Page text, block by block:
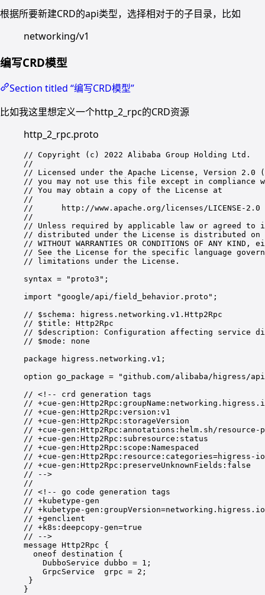
根据所要新建CRD的api类型，选择相对于的子目录，比如
networking/v1
编写CRD模型
Section titled “编写CRD模型”
比如我这里想定义一个http_2_rpc的CRD资源
http_2_rpc.proto
// Copyright (c) 2022 Alibaba Group Holding Ltd.
//
// Licensed under the Apache License, Version 2.0
// you may not use this file except in compliance
// You may obtain a copy of the License at
//
//      http://www.apache.org/licenses/LICENSE-2.0
//
// Unless required by applicable law or agreed to
// distributed under the License is distributed on
// WITHOUT WARRANTIES OR CONDITIONS OF ANY
// See the License for the specific language
// limitations under the License.
syntax = "proto3";
import "google/api/field_behavior.proto";
// $schema: higress.networking.v1.Http2Rpc
// $title: Http2Rpc
// $description: Configuration affecting service
// $mode: none
package higress.networking.v1;
option go_package = "github.com/alibaba/higress/
// <!-- crd generation tags
// +cue-
// +cue-gen:Http2Rpc:version:v1
// +cue-gen:Http2Rpc:storageVersion
// +cue-gen:Http2Rpc:annotations:helm.sh/resource-
// +cue-gen:Http2Rpc:subresource:status
// +cue-gen:Http2Rpc:scope:Namespaced
// +cue-gen:Http2Rpc:resource:categories=higress-
// +cue-gen:Http2Rpc:preserveUnknownFields:false
// -->
//
// <!-- go code generation tags
// +kubetype-gen
// +kubetype-
// +genclient
// +k8s:deepcopy-gen=true
// -->
message Http2Rpc {
oneof destination {
DubboService dubbo = 1;
GrpcService  grpc = 2;
}
}